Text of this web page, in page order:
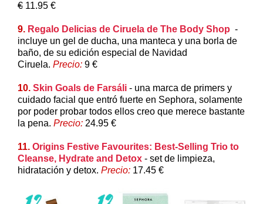
€ 11.95 €
9. Regalo Delicias de Ciruela de The Body Shop -
incluye un gel de ducha, una manteca y una borla de
baño, de su edición especial de Navidad
Ciruela. Precio: 9 €
10. Skin Goals de Farsáli - una marca de primers y
cuidado facial que entró fuerte en Sephora, solamente
por poder probar todos ellos creo que merece bastante
la pena. Precio: 24.95 €
11. Origins Festive Favourites: Best-Selling Trio to
Cleanse, Hydrate and Detox - set de limpieza,
hidratación y detox. Precio: 17.45 €